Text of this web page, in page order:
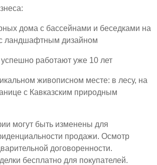
дома с бассейнами и беседками на
ландшафтным дизайном
работают уже 10 лет
живописном месте: в лесу, на
с Кавказским природным
могут быть изменены для
продажи. Осмотр
договоренности.
бесплатно для покупателей.